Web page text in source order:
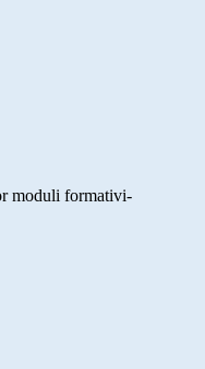
moduli formativi-